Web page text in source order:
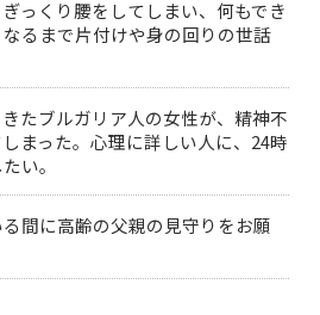
っくり腰をしてしまい、何もでき
るまで片付けや身の回りの世話
たブルガリア人の女性が、精神不
まった。心理に詳しい人に、24時
い。
間に高齢の父親の見守りをお願